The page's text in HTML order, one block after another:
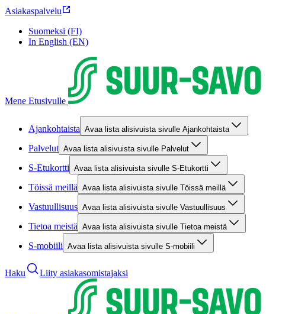
Asiakaspalvelu
Suomeksi (FI)
In English (EN)
Mene Etusivulle
Ajankohtaista Avaa lista alisivuista sivulle Ajankohtaista
Palvelut Avaa lista alisivuista sivulle Palvelut
S-Etukortti Avaa lista alisivuista sivulle S-Etukortti
Töissä meillä Avaa lista alisivuista sivulle Töissä meillä
Vastuullisuus Avaa lista alisivuista sivulle Vastuullisuus
Tietoa meistä Avaa lista alisivuista sivulle Tietoa meistä
S-mobiili Avaa lista alisivuista sivulle S-mobiili
Haku Liity asiakasomistajaksi